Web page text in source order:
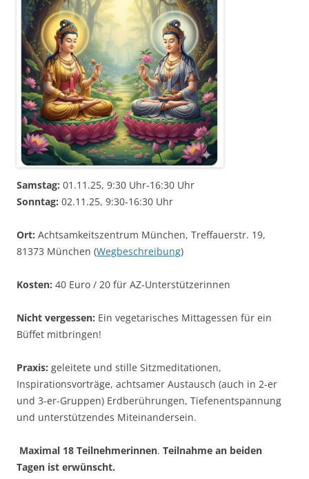
Samstag: 01.11.25, 9:30 Uhr-16:30 Uhr
Sonntag: 02.11.25, 9:30-16:30 Uhr
Ort: Achtsamkeitszentrum München, Treffauerstr. 19,
81373 München (Wegbeschreibung)
Kosten: 40 Euro / 20 für AZ-Unterstützerinnen
Nicht vergessen: Ein vegetarisches Mittagessen für ein
Büffet mitbringen!
Praxis: geleitete und stille Sitzmeditationen,
Inspirationsvorträge, achtsamer Austausch (auch in 2-er
und 3-er-Gruppen) Erdberührungen, Tiefenentspannung
und unterstützendes Miteinandersein.
Maximal 18 Teilnehmerinnen. Teilnahme an beiden
Tagen ist erwünscht.